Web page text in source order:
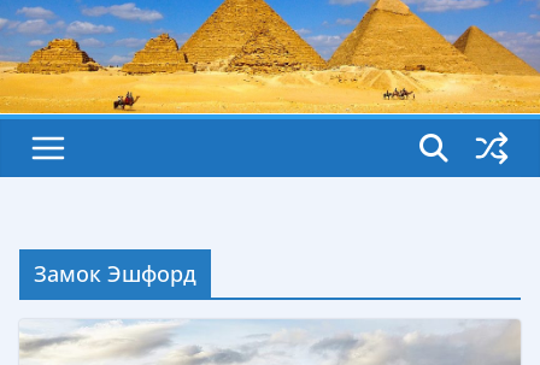
Замок Эшфорд